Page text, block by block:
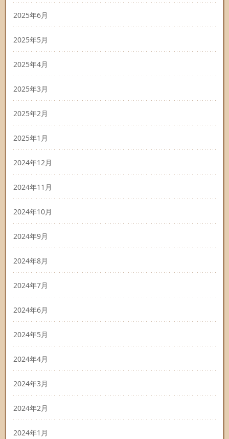
2025年6月
2025年5月
2025年4月
2025年3月
2025年2月
2025年1月
2024年12月
2024年11月
2024年10月
2024年9月
2024年8月
2024年7月
2024年6月
2024年5月
2024年4月
2024年3月
2024年2月
2024年1月